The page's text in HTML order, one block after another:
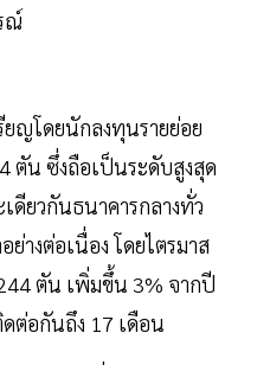
ณ์
ญโดยนักลงทุนรายย่อย
ตัน ซึ่งถือเป็นระดับสูงสุด
ดียวกันธนาคารกลางทั่ว
างต่อเนื่อง โดยไตรมาส
ตัน เพิ่มขึ้น 3% จากปี
ต่อกันถึง 17 เดือน